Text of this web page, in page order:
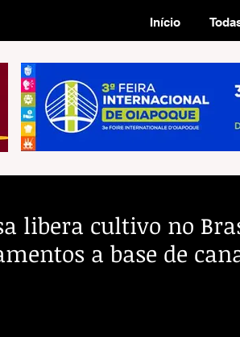
Início
libera cultivo no
a base de